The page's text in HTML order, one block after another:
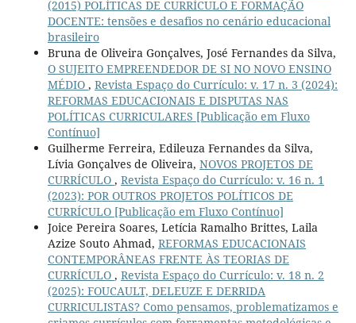
(2015) POLÍTICAS DE CURRÍCULO E FORMAÇÃO
DOCENTE: tensões e desafios no cenário educacional
brasileiro
Bruna de Oliveira Gonçalves, José Fernandes da Silva,
O SUJEITO EMPREENDEDOR DE SI NO NOVO ENSINO
MÉDIO , Revista Espaço do Currículo: v. 17 n. 3 (2024):
REFORMAS EDUCACIONAIS E DISPUTAS NAS
POLÍTICAS CURRICULARES [Publicação em Fluxo
Contínuo]
Guilherme Ferreira, Edileuza Fernandes da Silva,
Lívia Gonçalves de Oliveira, NOVOS PROJETOS DE
CURRÍCULO , Revista Espaço do Currículo: v. 16 n. 1
(2023): POR OUTROS PROJETOS POLÍTICOS DE
CURRÍCULO [Publicação em Fluxo Contínuo]
Joice Pereira Soares, Letícia Ramalho Brittes, Laila
Azize Souto Ahmad, REFORMAS EDUCACIONAIS
CONTEMPORÂNEAS FRENTE ÀS TEORIAS DE
CURRÍCULO , Revista Espaço do Currículo: v. 18 n. 2
(2025): FOUCAULT, DELEUZE E DERRIDA
CURRICULISTAS? Como pensamos, problematizamos e